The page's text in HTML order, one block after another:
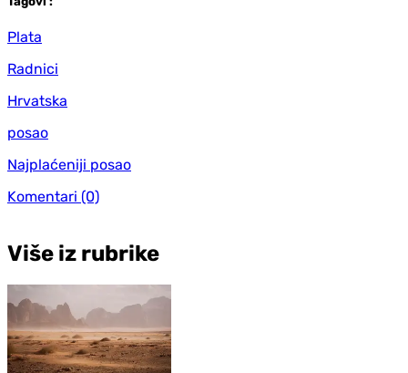
Plata
Radnici
Hrvatska
posao
Najplaćeniji posao
Komentari (0)
Više iz rubrike